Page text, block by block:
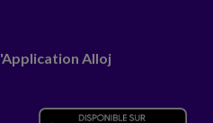
Alloj